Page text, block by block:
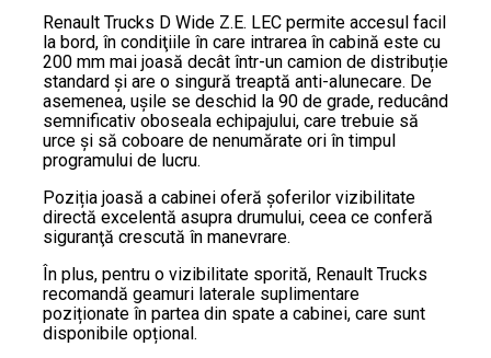
Renault Trucks D Wide Z.E. LEC permite accesul facil
la bord, în condiţiile în care intrarea în cabină este cu
200 mm mai joasă decât într-un camion de distribuție
standard și are o singură treaptă anti-alunecare. De
asemenea, uşile se deschid la 90 de grade, reducând
semnificativ oboseala echipajului, care trebuie să
urce şi să coboare de nenumărate ori în timpul
programului de lucru.
Poziția joasă a cabinei oferă șoferilor vizibilitate
directă excelentă asupra drumului, ceea ce conferă
siguranţă crescută în manevrare.
În plus, pentru o vizibilitate sporită, Renault Trucks
recomandă geamuri laterale suplimentare
poziționate în partea din spate a cabinei, care sunt
disponibile opțional.